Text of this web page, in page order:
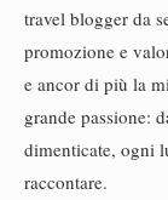
travel blogger da
promozione e
e ancor di più la
grande passione:
dimenticate, ogni
raccontare.